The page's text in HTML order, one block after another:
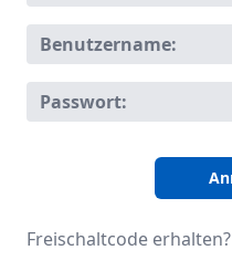
Benutzername:
Passwort:
Freischaltcode erhalten?